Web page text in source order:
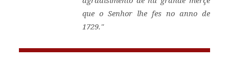
que o Senhor lhe fes no anno de
1729."